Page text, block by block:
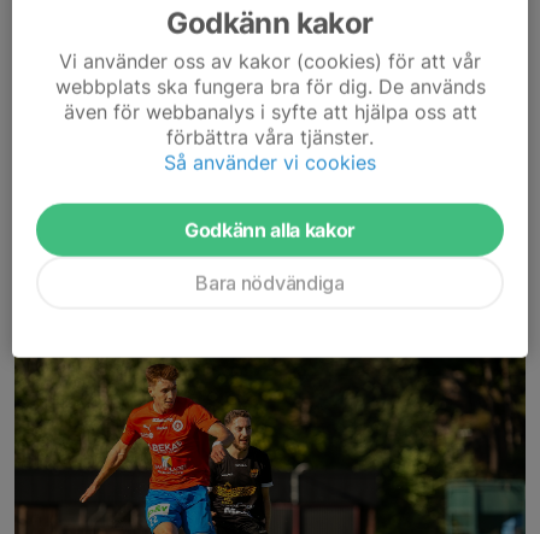
mot BK Forward med 1-0 efter en mållös första halvlek. Ett
resultat som trots allt får anses rättvist.
Det rödskrudade bortalaget kom inte riktigt upp i nivå...
Inför: BK Forward - Nyköpings BIS Herrlag
Inför BK Forward - Nyköpings BIS
0 kommentarer
Godkänn kakor
Vi använder oss av kakor (cookies) för att vår
webbplats ska fungera bra för dig. De används
även för webbanalys i syfte att hjälpa oss att
förbättra våra tjänster.
Så använder vi cookies
Godkänn alla kakor
Bara nödvändiga